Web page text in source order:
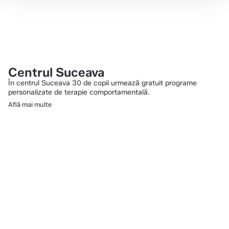
Centrul Suceava
În centrul Suceava 30 de copii urmează gratuit programe
personalizate de terapie comportamentală.
Află mai multe